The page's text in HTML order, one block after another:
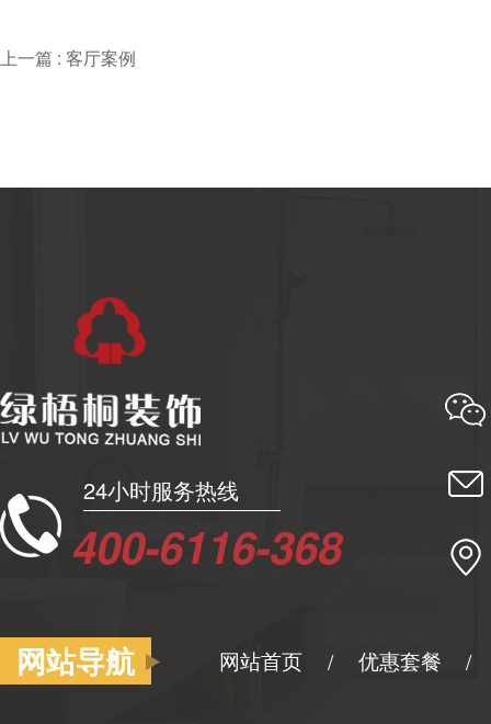
上一篇 : 客厅案例
24小时服务热线
400-6116-368
网站导航 网站首页 / 优惠套餐 /